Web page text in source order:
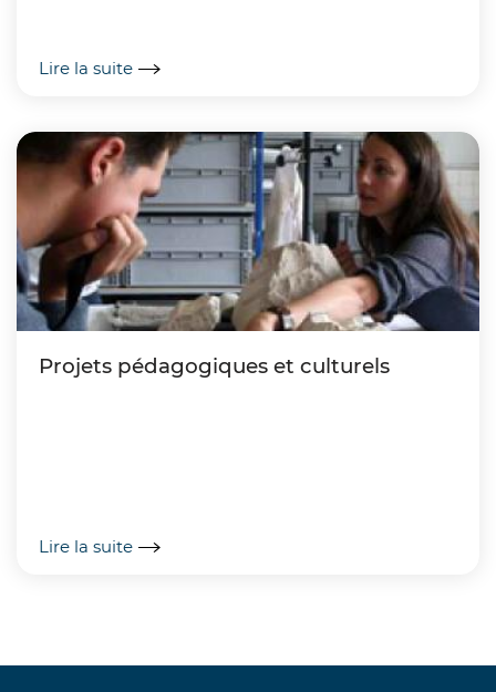
Lire la suite
Projets pédagogiques et culturels
Lire la suite